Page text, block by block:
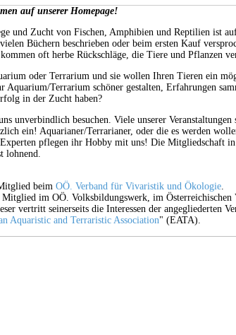
auf unserer Homepage!
und Zucht von Fischen, Amphibien und Reptilien ist
Büchern beschrieben oder beim ersten Kauf
oft herbe Rückschläge, die Tiere und Pflanzen
oder Terrarium und sie wollen Ihren Tieren ein
Terrarium schöner gestalten, Erfahrungen
in der Zucht haben?
unverbindlich besuchen. Viele unserer Veranstaltungen
ein! Aquarianer/Terrarianer, oder die es werden
pflegen ihr Hobby mit uns! Die Mitgliedschaft
lohnend.
beim OÖ. Verband für Vivaristik und Ökologie
im OÖ. Volksbildungswerk, im
vertritt seinerseits die Interessen der angegliederten
Aquaristic and Terraristic Association" (EATA).